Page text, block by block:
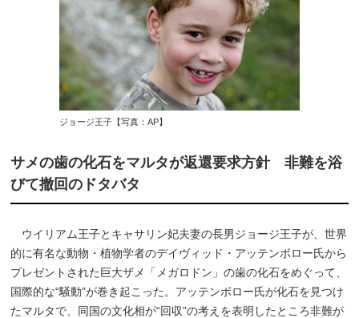
ジョージ王子【写真：AP】
サメの歯の化石をマルタが返還要求方針 非難を浴
びて撤回のドタバタ
ウイリアム王子とキャサリン妃夫妻の長男ジョージ王子が、世界
的に有名な動物・植物学者のデイヴィッド・アッテンボロー氏から
プレゼントされた巨大ザメ「メガロドン」の歯の化石をめぐって、
国際的な“騒動”が巻き起こった。アッテンボロー氏が化石を見つけ
たマルタで、同国の文化相が“回収”の考えを表明したところ非難が